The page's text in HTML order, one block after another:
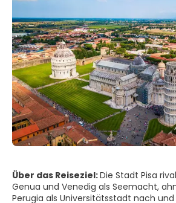
Über das Reiseziel:Die Stadt Pisa
Genua und Venedig als Seemacht,
Perugia als Universitätsstadt nach